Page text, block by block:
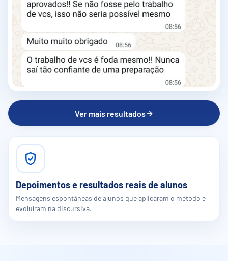
Ver mais resultados→
Depoimentos e resultados reais de alunos
Mensagens espontâneas de alunos que aplicaram o método e
evoluíram na discursiva.